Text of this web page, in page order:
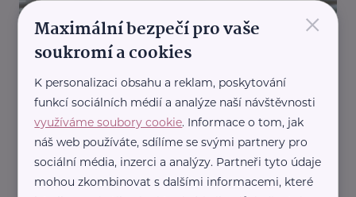
Pro prarodiče s.r.o.
Hrnkové muffiny
Recepty
×
Maximální bezpečí pro vaše
soukromí a cookies
K personalizaci obsahu a reklam, poskytování
funkcí sociálních médií a analýze naší návštěvnosti
využíváme soubory cookie. Informace o tom, jak
náš web používáte, sdílíme se svými partnery pro
sociální média, inzerci a analýzy. Partneři tyto údaje
mohou zkombinovat s dalšími informacemi, které